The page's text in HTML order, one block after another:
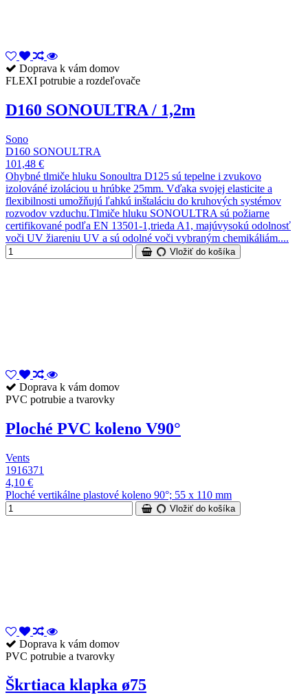
Doprava k vám domov
FLEXI potrubie a rozdeľovače
D160 SONOULTRA / 1,2m
Sono
D160 SONOULTRA
101,48 €
Ohybné tlmiče hluku Sonoultra D125 sú tepelne i zvukovo
izolováné izoláciou u hrúbke 25mm. Vďaka svojej elasticite a
flexibilnosti umožňujú ľahkú inštaláciu do kruhových systémov
rozvodov vzduchu.Tlmiče hluku SONOULTRA sú požiarne
certifikované podľa EN 13501-1,trieda A1, majúvysokú odolnosť
voči UV žiareniu UV a sú odolné voči vybraným chemikáliám....
Vložiť do košíka
Doprava k vám domov
PVC potrubie a tvarovky
Ploché PVC koleno V90°
Vents
1916371
4,10 €
Ploché vertikálne plastové koleno 90°; 55 x 110 mm
Vložiť do košíka
Doprava k vám domov
PVC potrubie a tvarovky
Škrtiaca klapka ø75